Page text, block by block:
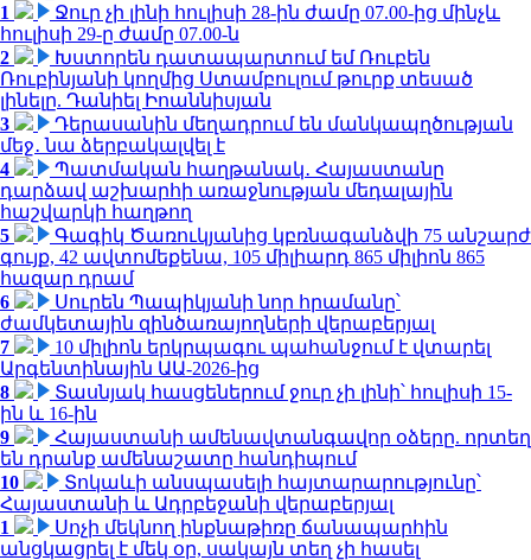
1
Ջուր չի լինի հուլիսի 28-ին ժամը 07.00-ից մինչև
հուլիսի 29-ը ժամը 07.00-ն
2
Խստորեն դատապարտում եմ Ռուբեն
Ռուբինյանի կողմից Ստամբուլում թուրք տեսած
լինելը. Դանիել Իոաննիսյան
3
Դերասանին մեղադրում են մանկապղծության
մեջ․ նա ձերբակալվել է
4
Պատմական հաղթանակ․ Հայաստանը
դարձավ աշխարհի առաջնության մեդալային
հաշվարկի հաղթող
5
Գագիկ Ծառուկյանից կբռնագանձվի 75 անշարժ
գույք, 42 ավտոմեքենա, 105 միլիարդ 865 միլիոն 865
հազար դրամ
6
Սուրեն Պապիկյանի նոր հրամանը՝
ժամկետային զինծառայողների վերաբերյալ
7
10 միլիոն երկրպագու պահանջում է վտարել
Արգենտինային ԱԱ-2026-ից
8
Տասնյակ հասցեներում ջուր չի լինի՝ հուլիսի 15-
ին և 16-ին
9
Հայաստանի ամենավտանգավոր օձերը. որտեղ
են դրանք ամենաշատը հանդիպում
10
Տոկաևի անսպասելի հայտարարությունը՝
Հայաստանի և Ադրբեջանի վերաբերյալ
1
Սոչի մեկնող ինքնաթիռը ճանապարհին
անցկացրել է մեկ օր, սակայն տեղ չի հասել